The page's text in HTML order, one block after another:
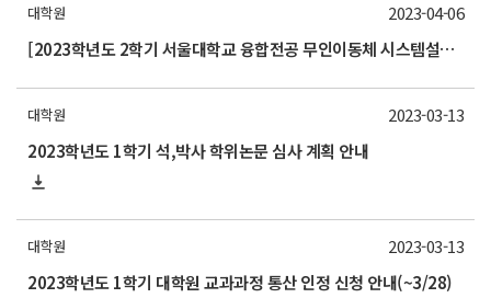
대학원
[2023학년도 2학기 서울대학교 융합전공 무인이동체 시스템설계 전공생 모집]
2023-04-06
대학원
2023학년도 1학기 석,박사 학위논문 심사 계획 안내
2023-03-13
대학원
2023학년도 1학기 대학원 교과과정 통산 인정 신청 안내(~3/28)
2023-03-13